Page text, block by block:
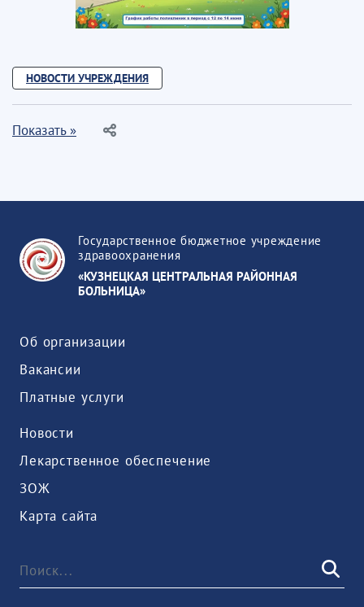
НОВОСТИ УЧРЕЖДЕНИЯ
Показать »
Государственное бюджетное учреждение
здравоохранения
«КУЗНЕЦКАЯ ЦЕНТРАЛЬНАЯ РАЙОННАЯ
БОЛЬНИЦА»
Об организации
Вакансии
Платные услуги
Новости
Лекарственное обеспечение
ЗОЖ
Карта сайта